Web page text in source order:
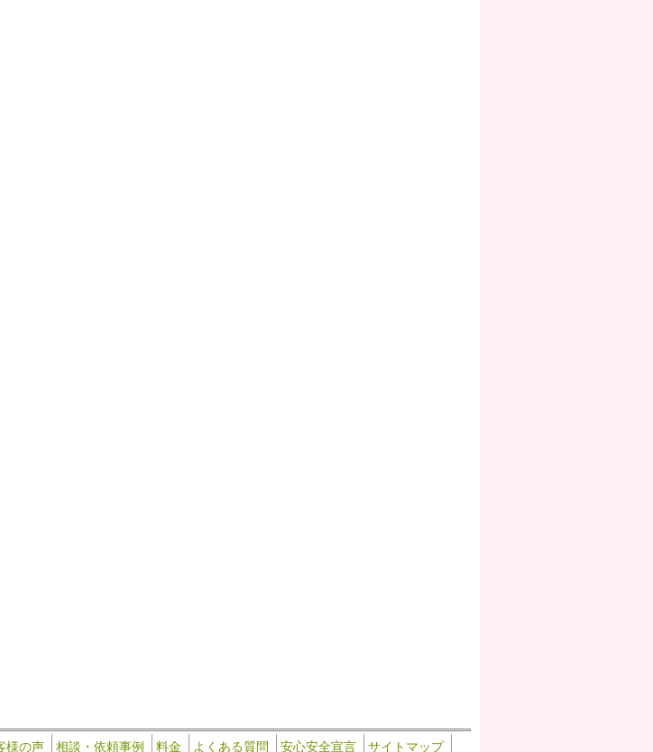
様の声 相談・依頼事例 料金 よくある質問 安心安全宣言 サイトマップ